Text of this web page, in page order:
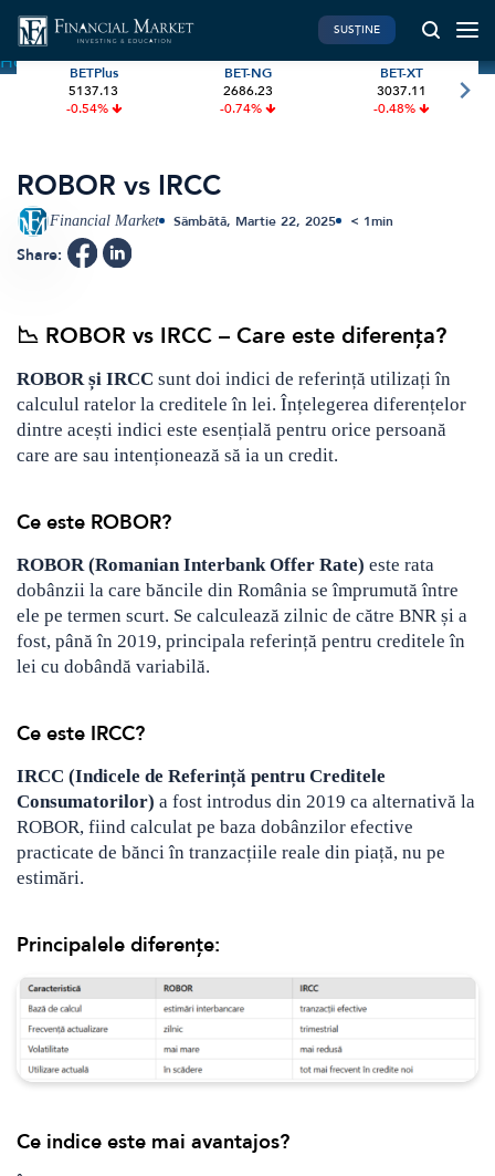
Home»Terms»ROBOR vs IRCC
PIATA DE CAPITAL
International
BVB Recap
Brokeri
BROKERI
FINANTE PERSONALE
FINTECH
Artificial Intelligence
Crypto
Digital payments
TERMENUL ZILEI
GREEN FINANCE
ESG Investments
SUSȚINE
BETPlus
5137.13
-0.54%
BET-NG
2686.23
-0.74%
BET-XT
3037.11
-0.48%
ROBOR vs IRCC
Financial Market Sâmbătă, Martie 22, 2025 < 1min
Share:
📉 ROBOR vs IRCC – Care este diferența?
ROBOR și IRCC sunt doi indici de referință utilizați în
calculul ratelor la creditele în lei. Înțelegerea diferențelor
dintre acești indici este esențială pentru orice persoană
care are sau intenționează să ia un credit.
Ce este ROBOR?
ROBOR (Romanian Interbank Offer Rate) este rata
dobânzii la care băncile din România se împrumută între
ele pe termen scurt. Se calculează zilnic de către BNR și a
fost, până în 2019, principala referință pentru creditele în
lei cu dobândă variabilă.
Ce este IRCC?
IRCC (Indicele de Referință pentru Creditele
Consumatorilor) a fost introdus din 2019 ca alternativă la
ROBOR, fiind calculat pe baza dobânzilor efective
practicate de bănci în tranzacțiile reale din piață, nu pe
estimări.
Principalele diferențe:
Ce indice este mai avantajos?